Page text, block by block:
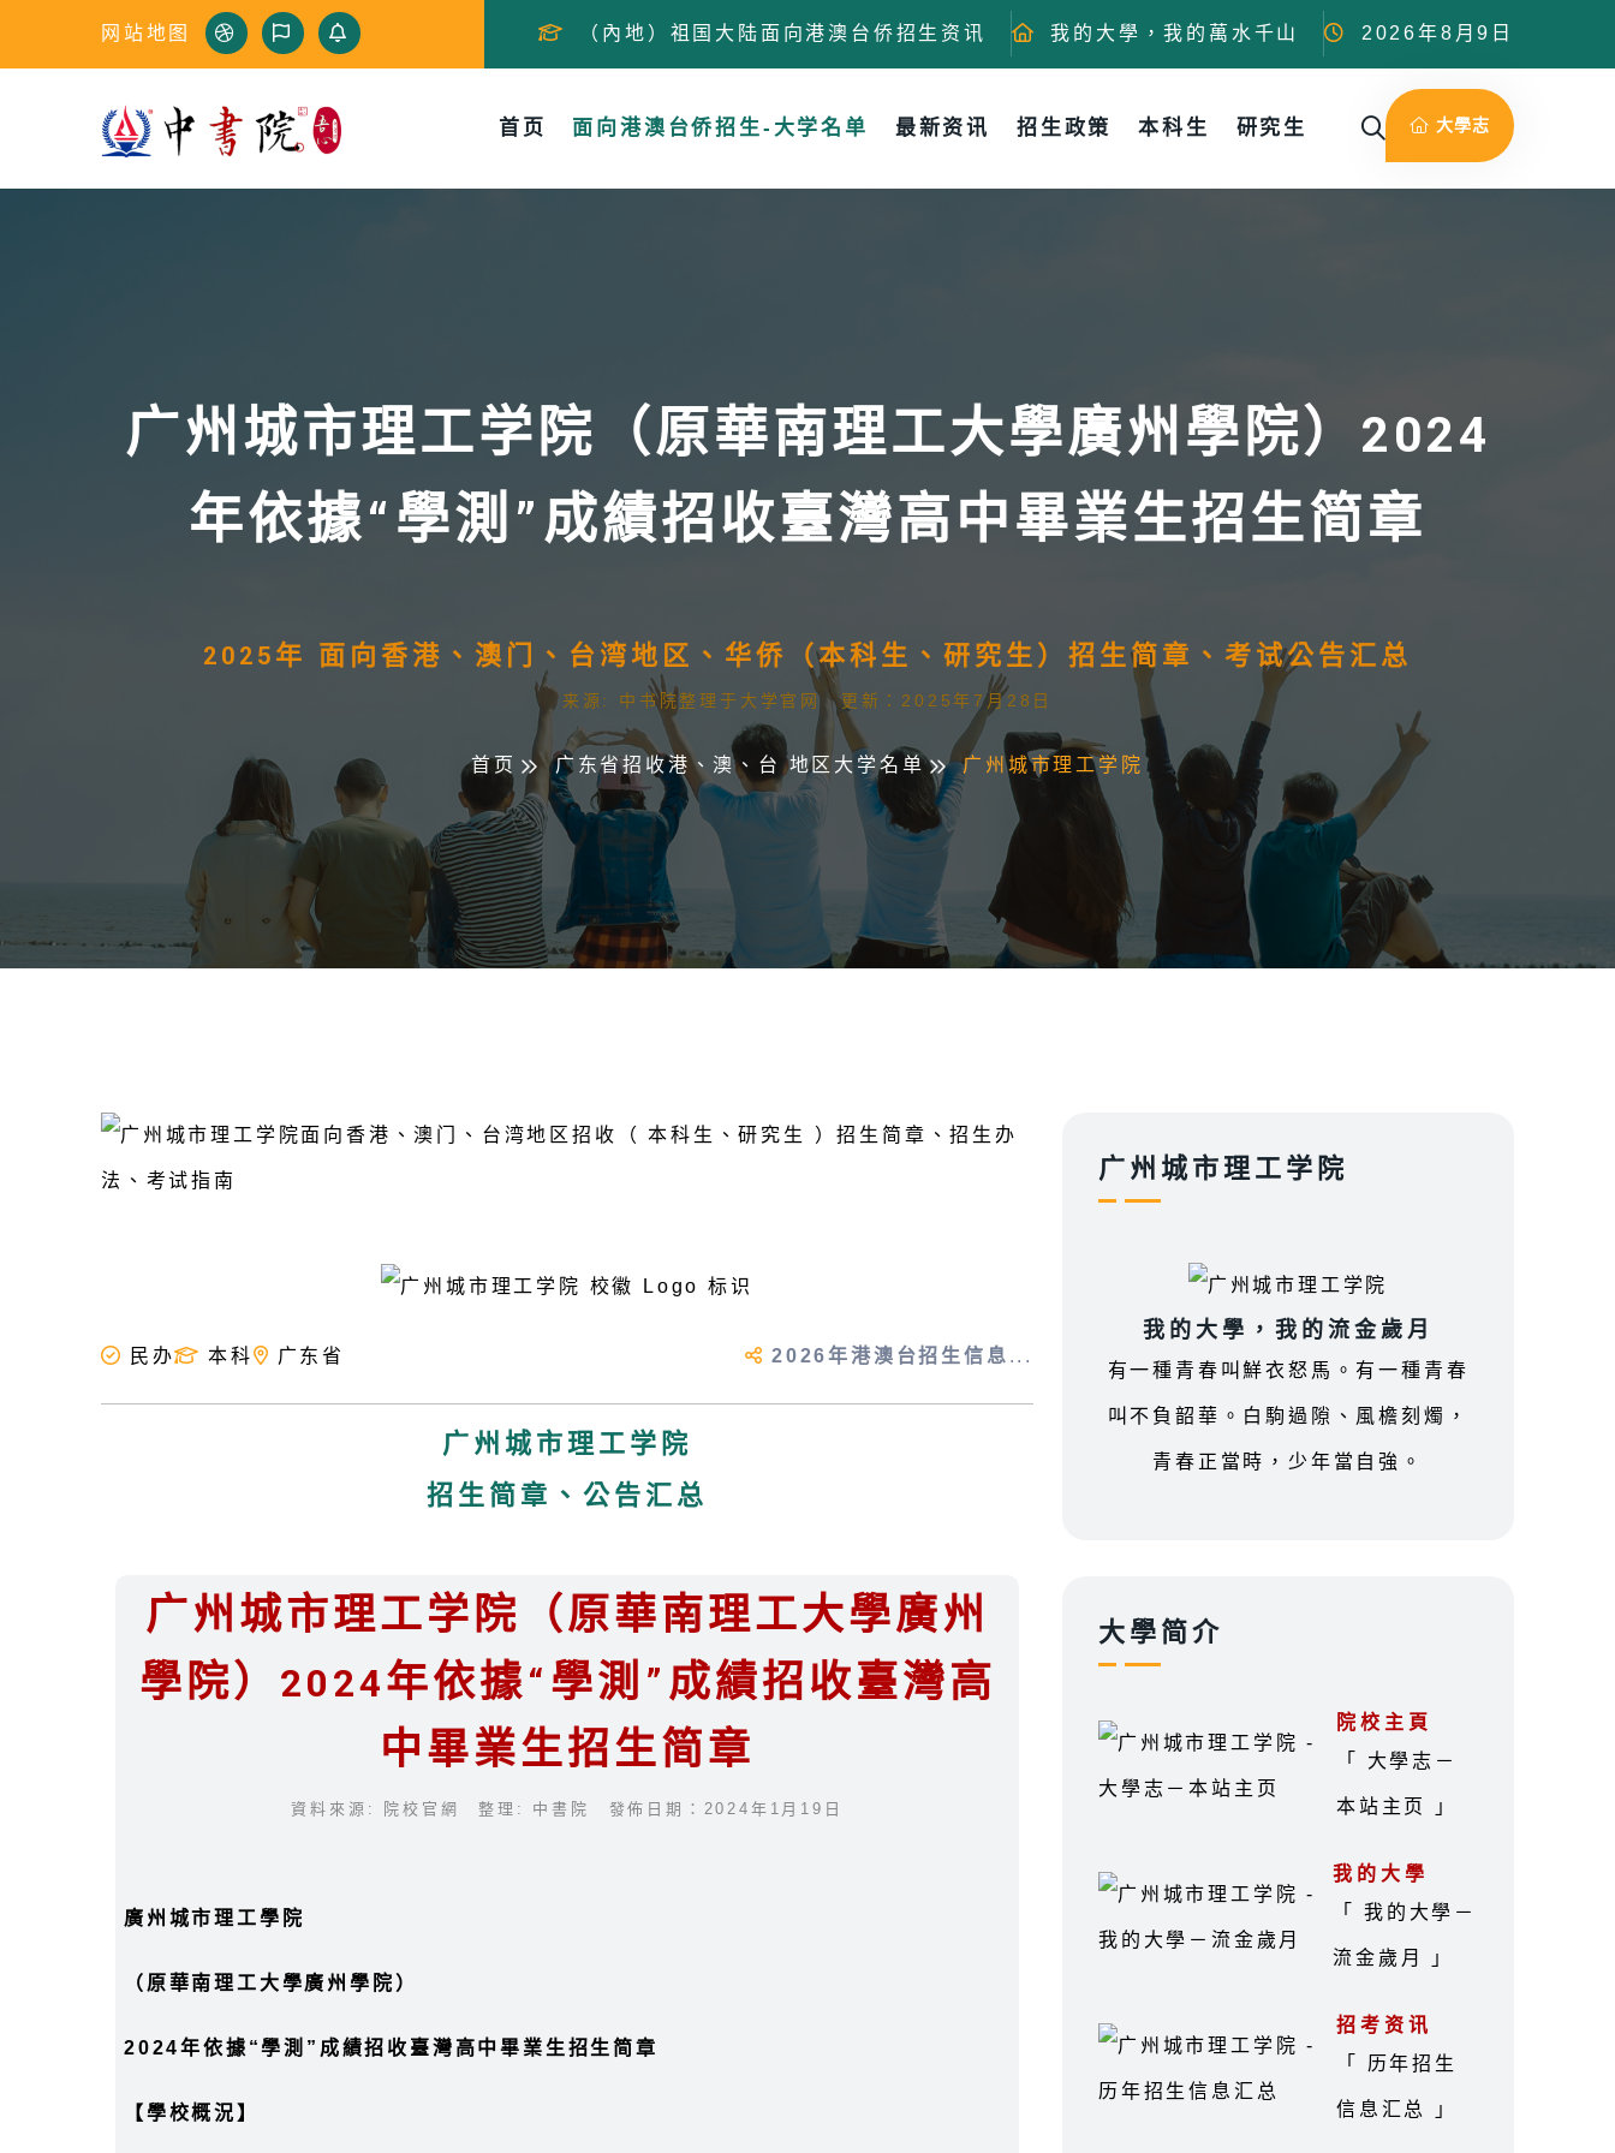
网站地图 （內地）祖国大陆面向港澳台侨招生资讯 我的大學，我的萬水千山 2026年8月9日
首页 面向港澳台侨招生-大学名单 最新资讯 招生政策 本科生 研究生 大學志
广州城市理工学院（原華南理工大學廣州學院）2024
年依據“學測”成績招收臺灣高中畢業生招生简章
2025年 面向香港、澳门、台湾地区、华侨（本科生、研究生）招生简章、考试公告汇总
来源: 中书院整理于大学官网 更新：2025年7月28日
首页 广东省招收港、澳、台 地区大学名单 广州城市理工学院
民办 本科 广东省 2026年港澳台招生信息 ...
广州城市理工学院
招生简章、公告汇总
广州城市理工学院（原華南理工大學廣州
學院）2024年依據“學測”成績招收臺灣高
中畢業生招生简章
資料來源: 院校官網 整理: 中書院 發佈日期：2024年1月19日
廣州城市理工學院
（原華南理工大學廣州學院）
2024年依據“學測”成績招收臺灣高中畢業生招生简章
【學校概況】
广州城市理工学院
我的大學，我的流金歲月
有一種青春叫鮮衣怒馬。有一種青春
叫不負韶華。白駒過隙、風檐刻燭，
青春正當時，少年當自強。
大學简介
院校主頁
「 大學志－
本站主页 」
我的大學
「 我的大學－
流金歲月 」
招考资讯
「 历年招生
信息汇总 」